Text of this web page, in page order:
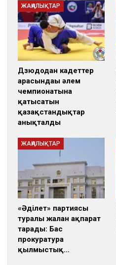
ЖАҢАЛЫҚТАР
Дзюдодан кадеттер
арасындағы әлем
чемпионатына
қатысатын
қазақстандықтар
анықталды
ЖАҢАЛЫҚТАР
«Әділет» партиясы
туралы жалған ақпарат
тарады: Бас
прокуратура
қылмыстық…